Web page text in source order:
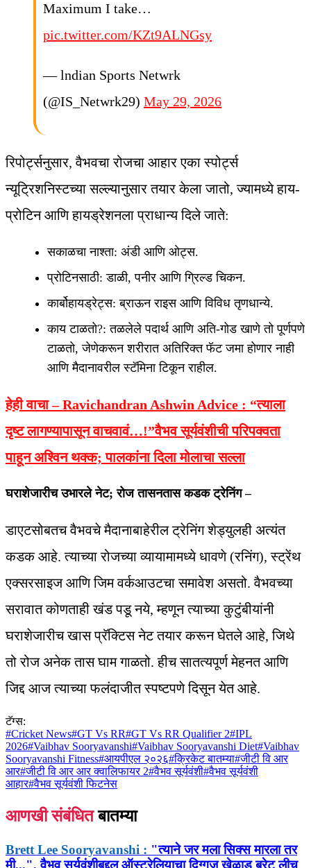
Maximum I take…
pic.twitter.com/KZt9ALNGsy
— lndian Sports Netwrk
(@IS_Netwrk29) May 29, 2026
रिपोर्ट्सनुसार, वैभवचा रोजचा आहार एका स्पोर्ट्स
न्यूट्रिशनिस्टच्या सल्ल्यानुसार तयार केला जातो, ज्यामध्ये हाय-
प्रोटिन आणि हायड्रेशनला प्राधान्य दिले जाते:
सकाळचा नाश्ता: अंडी आणि ओट्स.
प्रोटिनसाठी: डाळी, पनीर आणि ग्रिल्ड चिकन.
कार्बोहायड्रेट्स: ब्राऊन राइस आणि विविध तृणधान्ये.
काय टाळतो?: तळलेले पदार्थ आणि अति-गोड खाणे तो पूर्णपणे
टाळतो, जेणेकरून शरीरात अतिरिक्त फॅट जमा होणार नाही
आणि मैदानावरील स्टॅमिना टिकून राहील.
हेही वाचा – Ravichandran Ashwin Advice : “त्याला
दृष्ट लागण्यापासून वाचवावं…!”वैभव सूर्यवंशीची परिपक्वता
पाहून अश्विन थक्क; पालकांना दिला मोलाचा सल्ला
घराशेजारीच उभारले नेट; रोज तासनतास कडक ट्रेनिंग –
डाएटसोबतच वैभवचे मैदानाबाहेरील ट्रेनिंग शेड्युलही अत्यंत
कडक आहे. त्याच्या रोजच्या व्यायामामध्ये धावणे (रनिंग), स्ट्रेंथ
एक्सरसाइज आणि जिम वर्कआउटचा समावेश असतो. वैभवच्या
सरावात कोणताही खंड पडू नये, म्हणून त्याच्या कुटुंबीयांनी
घराशेजारीच खास प्रॅक्टिस नेट तयार करून घेतले आहे, जिथे
तो रोज अनेक तास घाम गाळतो. हीच सातत्यपूर्ण मेहनत आणि
जिद्द आज त्याच्या फलंदाजीत स्पष्टपणे दिसून येत आहे.
टॅग्स:
#Cricket News#GT Vs RR#GT Vs RR Qualifier 2#IPL
2026#Vaibhav Sooryavanshi#Vaibhav Sooryavanshi Diet#Vaibhav
Sooryavanshi Fitness#आयपीएल २०२६#क्रिकेट बातम्या#जीटी वि आर
आर#जीटी वि आर आर क्वालिफायर 2#वैभव सूर्यवंशी#वैभव सूर्यवंशी
आहार#वैभव सूर्यवंशी फिटनेस
आणखी संबंधित बातम्या
Brett Lee Sooryavanshi : "त्याने जर मला सिक्स मारला तर